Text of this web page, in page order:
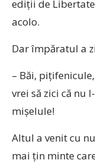
ediții de
acolo.
Dar împăratul a
– Băi,
vrei să zici că nu
mișelule!
Altul a venit cu
mai țin minte